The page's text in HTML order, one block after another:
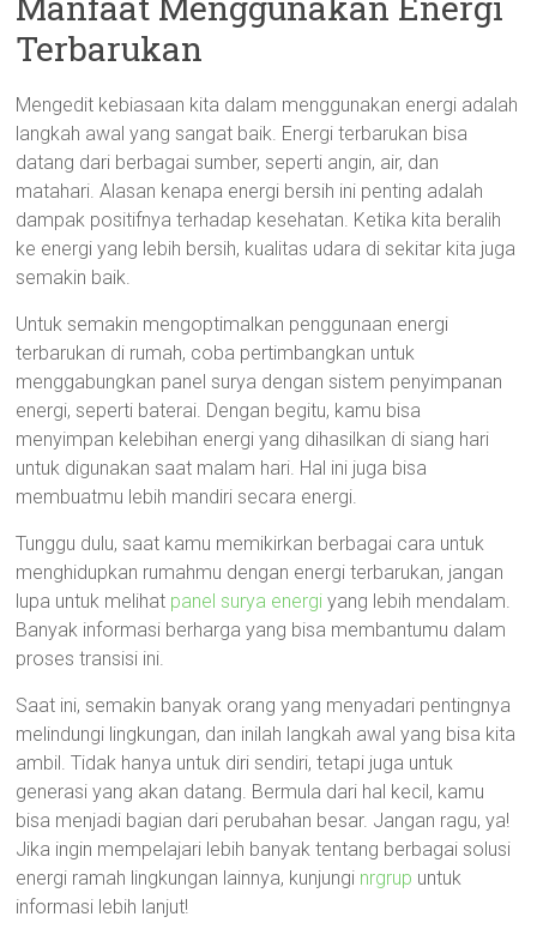
Terbarukan
Mengedit kebiasaan kita dalam menggunakan energi adalah
langkah awal yang sangat baik. Energi terbarukan bisa
datang dari berbagai sumber, seperti angin, air, dan
matahari. Alasan kenapa energi bersih ini penting adalah
dampak positifnya terhadap kesehatan. Ketika kita beralih
ke energi yang lebih bersih, kualitas udara di sekitar kita juga
semakin baik.
Untuk semakin mengoptimalkan penggunaan energi
terbarukan di rumah, coba pertimbangkan untuk
menggabungkan panel surya dengan sistem penyimpanan
energi, seperti baterai. Dengan begitu, kamu bisa
menyimpan kelebihan energi yang dihasilkan di siang hari
untuk digunakan saat malam hari. Hal ini juga bisa
membuatmu lebih mandiri secara energi.
Tunggu dulu, saat kamu memikirkan berbagai cara untuk
menghidupkan rumahmu dengan energi terbarukan, jangan
lupa untuk melihat panel surya energi yang lebih mendalam.
Banyak informasi berharga yang bisa membantumu dalam
proses transisi ini.
Saat ini, semakin banyak orang yang menyadari pentingnya
melindungi lingkungan, dan inilah langkah awal yang bisa kita
ambil. Tidak hanya untuk diri sendiri, tetapi juga untuk
generasi yang akan datang. Bermula dari hal kecil, kamu
bisa menjadi bagian dari perubahan besar. Jangan ragu, ya!
Jika ingin mempelajari lebih banyak tentang berbagai solusi
energi ramah lingkungan lainnya, kunjungi nrgrup untuk
informasi lebih lanjut!